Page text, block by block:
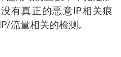
有真正的恶意IP相关痕
流量相关的检测。